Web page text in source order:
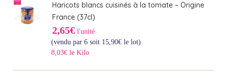
Haricots blancs cuisinés à la tomate – Origine
France (37cl)
2,65€ l'unité
(vendu par 6 soit 15,90€ le lot)
8,03€ le Kilo